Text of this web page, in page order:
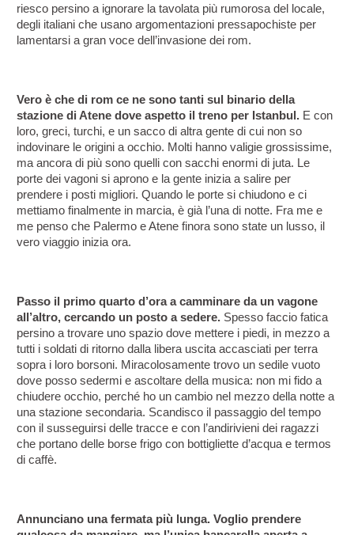
riesco persino a ignorare la tavolata più rumorosa del locale,
degli italiani che usano argomentazioni pressapochiste per
lamentarsi a gran voce dell’invasione dei rom.
Vero è che di rom ce ne sono tanti sul binario della
stazione di Atene dove aspetto il treno per Istanbul. E con
loro, greci, turchi, e un sacco di altra gente di cui non so
indovinare le origini a occhio. Molti hanno valigie grossissime,
ma ancora di più sono quelli con sacchi enormi di juta. Le
porte dei vagoni si aprono e la gente inizia a salire per
prendere i posti migliori. Quando le porte si chiudono e ci
mettiamo finalmente in marcia, è già l’una di notte. Fra me e
me penso che Palermo e Atene finora sono state un lusso, il
vero viaggio inizia ora.
Passo il primo quarto d’ora a camminare da un vagone
all’altro, cercando un posto a sedere. Spesso faccio fatica
persino a trovare uno spazio dove mettere i piedi, in mezzo a
tutti i soldati di ritorno dalla libera uscita accasciati per terra
sopra i loro borsoni. Miracolosamente trovo un sedile vuoto
dove posso sedermi e ascoltare della musica: non mi fido a
chiudere occhio, perché ho un cambio nel mezzo della notte a
una stazione secondaria. Scandisco il passaggio del tempo
con il susseguirsi delle tracce e con l’andirivieni dei ragazzi
che portano delle borse frigo con bottigliette d’acqua e termos
di caffè.
Annunciano una fermata più lunga. Voglio prendere